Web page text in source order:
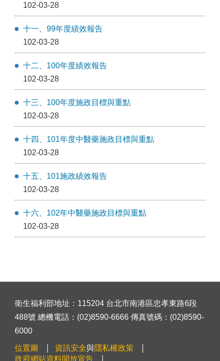
102-03-28
十一、99年度績效報告
102-03-28
十二、100年度績效報告
102-03-28
十三、100年度施政目標與重點
102-03-28
十四、101年度中醫藥施政目標與重點
102-03-28
十五、101施政績效報告
102-03-28
十六、102年中醫藥施政目標與重點
102-03-28
衛生福利部地址：115204 台北市南港區忠孝東路6段
488號 總機電話：(02)8590-6666 傳真號碼：(02)8590-
6000
位置圖 資訊安全與隱私權政策
政府網站資料開放宣告